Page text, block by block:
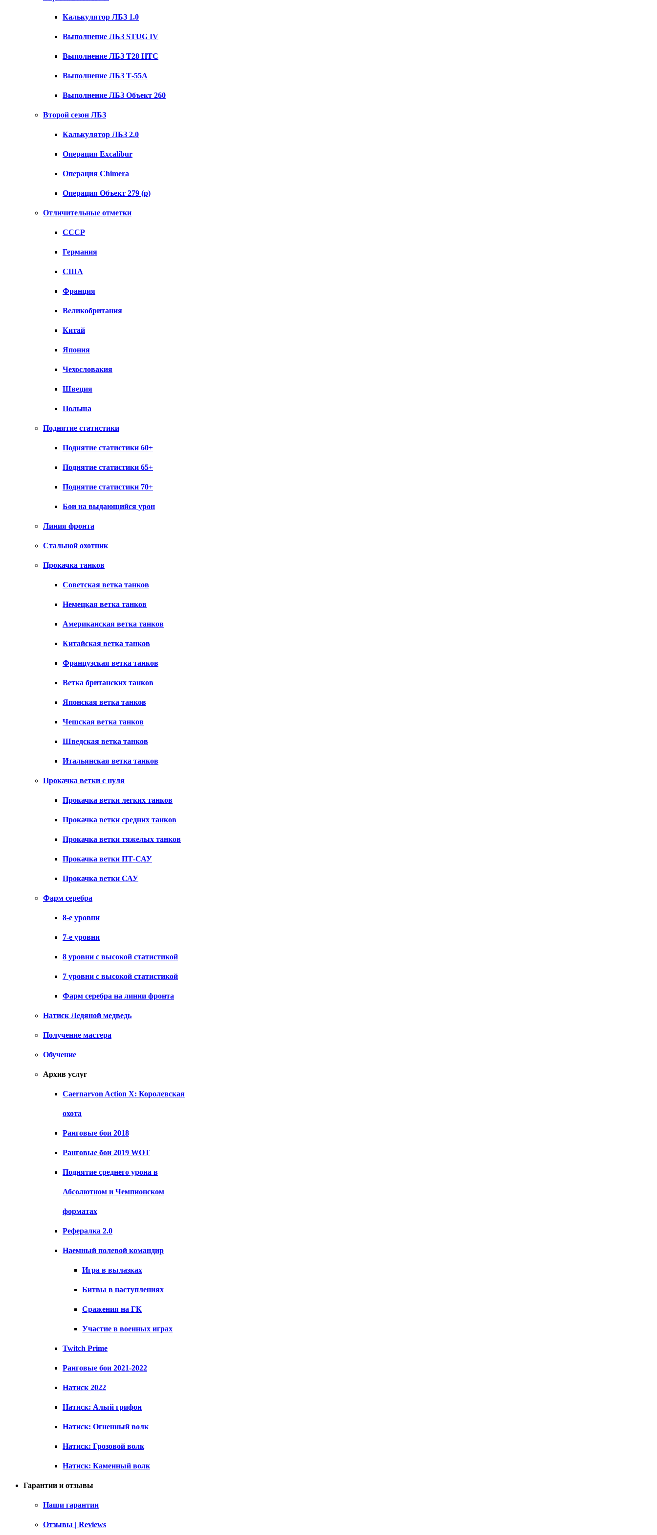
Калькулятор ЛБЗ 1.0
Выполнение ЛБЗ STUG IV
Выполнение ЛБЗ T28 HTC
Выполнение ЛБЗ Т-55А
Выполнение ЛБЗ Объект 260
Второй сезон ЛБЗ
Калькулятор ЛБЗ 2.0
Операция Excalibur
Операция Chimera
Операция Объект 279 (р)
Отличительные отметки
СССР
Германия
США
Франция
Великобритания
Китай
Япония
Чехословакия
Швеция
Польша
Поднятие статистики
Поднятие статистики 60+
Поднятие статистики 65+
Поднятие статистики 70+
Бои на выдающийся урон
Линия фронта
Стальной охотник
Прокачка танков
Советская ветка танков
Немецкая ветка танков
Американская ветка танков
Китайская ветка танков
Французская ветка танков
Ветка британских танков
Японская ветка танков
Чешская ветка танков
Шведская ветка танков
Итальянская ветка танков
Прокачка ветки с нуля
Прокачка ветки легких танков
Прокачка ветки средних танков
Прокачка ветки тяжелых танков
Прокачка ветки ПТ-САУ
Прокачка ветки САУ
Фарм серебра
8-е уровни
7-е уровни
8 уровни с высокой статистикой
7 уровни с высокой статистикой
Фарм серебра на линии фронта
Натиск Ледяной медведь
Получение мастера
Обучение
Архив услуг
Caernarvon Action X: Королевская
охота
Ранговые бои 2018
Ранговые бои 2019 WOT
Поднятие среднего урона в
Абсолютном и Чемпионском
форматах
Рефералка 2.0
Наемный полевой командир
Игра в вылазках
Битвы в наступлениях
Сражения на ГК
Участие в военных играх
Twitch Prime
Ранговые бои 2021-2022
Натиск 2022
Натиск: Алый грифон
Натиск: Огненный волк
Натиск: Грозовой волк
Натиск: Каменный волк
Гарантии и отзывы
Наши гарантии
Отзывы | Reviews